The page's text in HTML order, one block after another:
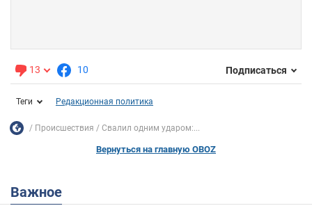
13 10 Подписаться
Теги Редакционная политика
Происшествия Свалил одним ударом:...
Вернуться на главную OBOZ
Важное